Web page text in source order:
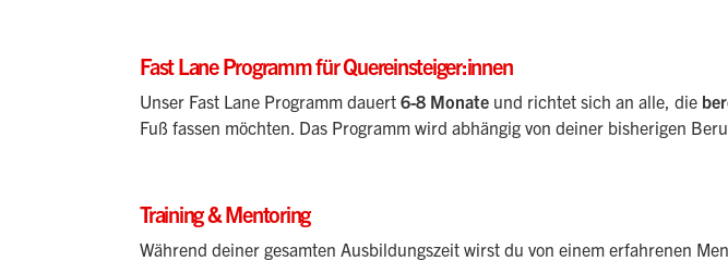
Fast Lane Programm für Quereinsteiger:innen
Unser Fast Lane Programm dauert 6-8 Monate und richtet sich an alle, die
Fuß fassen möchten. Das Programm wird abhängig von deiner bisherigen
Training & Mentoring
Während deiner gesamten Ausbildungszeit wirst du von einem erfahrenen